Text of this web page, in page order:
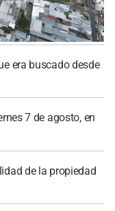
era buscado desde
7 de agosto, en
de la propiedad